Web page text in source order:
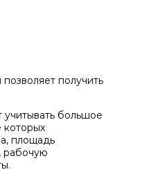
получить
учитывать большое
которых
площадь
рабочую